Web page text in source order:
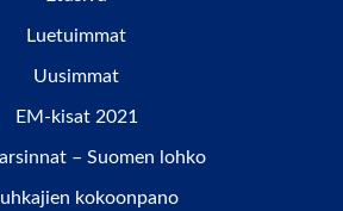
Luetuimmat
Uusimmat
EM-kisat 2021
– Suomen lohko
kokoonpano